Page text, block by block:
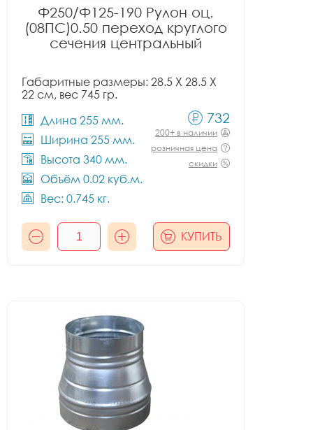
Ф250/Ф125-190 Рулон оц.
(08ПС)0.50 переход круглого
сечения центральный
Габаритные размеры: 28.5 X 28.5 X
22 см, вес 745 гр.
Длина 255 мм.
Ширина 255 мм.
Высота 340 мм.
Объём 0.02 куб.м.
Вес: 0.745 кг.
732
200+ в наличии
розничная цена
скидки
КУПИТЬ